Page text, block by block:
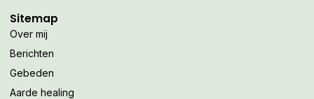
Sitemap
Over mij
Berichten
Gebeden
Aarde healing